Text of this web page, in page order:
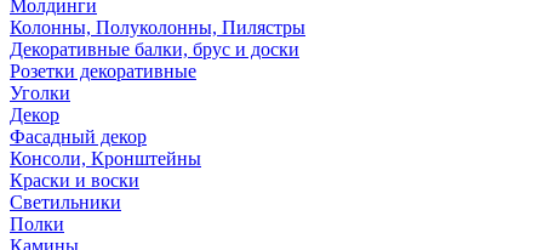
Молдинги
Колонны, Полуколонны, Пилястры
Декоративные балки, брус и доски
Розетки декоративные
Уголки
Декор
Фасадный декор
Консоли, Кронштейны
Краски и воски
Светильники
Полки
Камины